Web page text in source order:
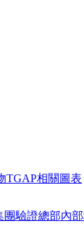
TGAP相關圖表
團驗證總部內